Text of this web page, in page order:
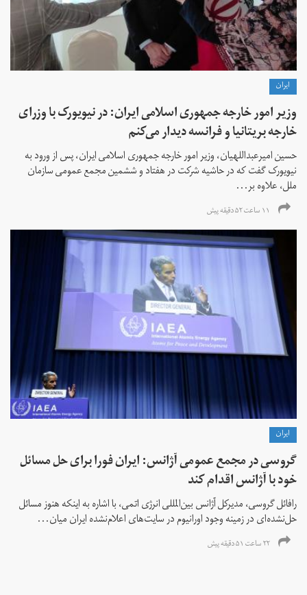
ايران
وزیر امور خارجه جمهوری اسلامی ایران: در نیویورک با وزرای
خارجه بریتانیا و فرانسه دیدار می‌کنم
حسین امیرعبداللهیان، وزیر امور خارجه جمهوری اسلامی ایران، پس از ورود به
نیویورک گفت که در حاشیه شرکت در هفتاد و ششمین مجمع عمومی سازمان
ملل، علاوه بر...
۱۱ ساعت ۵۲ دقیقه پیش
ايران
گروسی در مجمع عمومی آژانس: ایران فورا برای حل مسائل
خود با آژانس اقدام کند
رافائل گروسی، مدیرکل آژانس بین‌المللی انرژی اتمی، با اشاره به اینکه هنوز مسائل
حل‌نشده‌ای در زمینه وجود اورانیوم در سایت‌های اعلام‌نشده ایران میان...
۲۲ ساعت ۵۱ دقیقه پیش